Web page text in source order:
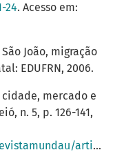
24. Acesso em:
João, migração
EDUFRN, 2006.
cidade, mercado e
n. 5, p. 126-141,
article/view/5371